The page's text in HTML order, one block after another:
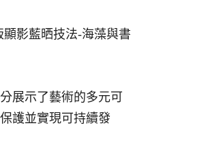
顯影藍晒技法-海藻與書
展示了藝術的多元可
護並實現可持續發